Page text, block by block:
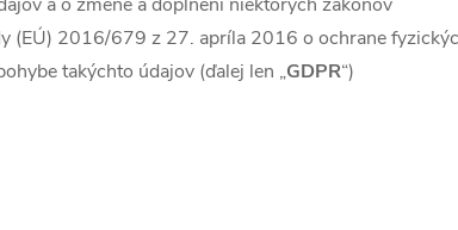
(EÚ) 2016/679 z 27. apríla 2016 o ochrane
takýchto údajov (ďalej len „GDPR“)